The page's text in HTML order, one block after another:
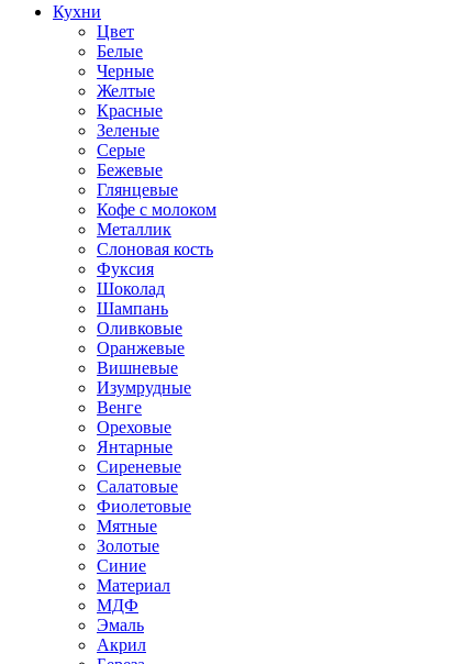
Кухни
Цвет
Белые
Черные
Желтые
Красные
Зеленые
Серые
Бежевые
Глянцевые
Кофе с молоком
Металлик
Слоновая кость
Фуксия
Шоколад
Шампань
Оливковые
Оранжевые
Вишневые
Изумрудные
Венге
Ореховые
Янтарные
Сиреневые
Салатовые
Фиолетовые
Мятные
Золотые
Синие
Материал
МДФ
Эмаль
Акрил